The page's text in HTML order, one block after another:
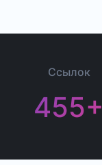
Ссылок
455+